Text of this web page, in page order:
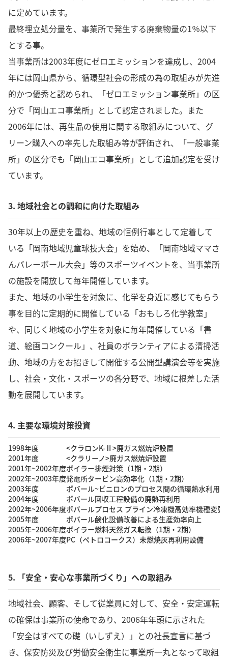
に定めています。
最終埋立処分量を、事業所で発生する廃棄物量の1％以下
とする事。
当事業所は2003年度にゼロエミッションを達成し、2004
年には岡山県から、循環型社会の形成の為の取組みが先進
的かつ優秀と認められ、「ゼロエミッション事業所」の区
分で「岡山エコ事業所」として認定されました。また
2006年には、再生品の使用に関する取組みについて、グ
リーン購入への率先した取組み等が評価され、「一般事業
所」の区分でも「岡山エコ事業所」として追加認定を受け
ています。
3. 地域社会との調和に向けた取組み
30年以上の歴史を重ね、地域の恒例行事として定着して
いる「岡南地域児童球技大会」を始め、「岡南地域ママさ
んバレーボール大会」等のスポーツイベントを、当事業所
の施設を開放して毎年開催しています。
また、地域の小学生を対象に、化学を身近に感じてもらう
事を目的に定期的に開催している「おもしろ化学教室」
や、同じく地域の小学生を対象に毎年開催している「書
道、絵画コンクール」、社員のボランティアによる清掃活
動、地域の方をお招きして開催する公開型講演会等を実施
し、社会・文化・スポーツの各分野で、地域に根差した活
動を展開しています。
4. 主要な環境対策投資
1998年度
<クラロンK-Ⅱ>廃ガス燃焼炉設置
2001年度
<クラリーノ>廃ガス燃焼炉設置
2001年~2002年度ボイラー排煙対策（1期・2期）
2002年~2003年度発電所タービン高効率化（1期・2期）
2003年度
ポバール~ビニロンのプロセス間の循環熱水利用
2004年度
ポバール回収工程設備の廃熱再利用
2002年~2006年度ポバールプロセス ブライン冷凍機高効率機種変更
2005年度
ポバール鹸化設備改善による生産効率向上
2005年~2006年度ボイラー燃料天然ガス転換（1期・2期）
2006年~2007年度PC（ペトロコークス）未燃焼灰再利用設備
5. 「安全・安心な事業所づくり」への取組み
地域社会、顧客、そして従業員に対して、安全・安定運転
の確保は事業所の使命であり、2006年年頭に示された
「安全はすべての礎（いしずえ）」との社長宣言に基づ
き、保安防災及び労働安全衛生に事業所一丸となって取組